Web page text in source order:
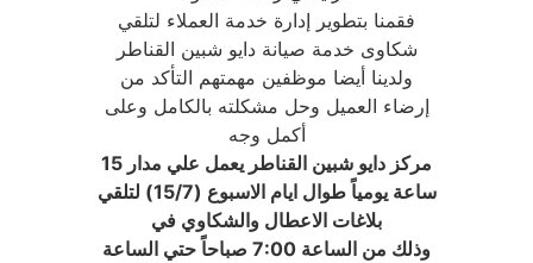
فقمنا بتطوير إدارة خدمة العملاء لتلقي
شكاوى خدمة صيانة دايو شبين القناطر
ولدينا أيضا موظفين مهمتهم التأكد من
إرضاء العميل وحل مشكلته بالكامل وعلى
أكمل وجه
مركز دايو شبين القناطر يعمل علي مدار 15
ساعة يومياً طوال ايام الاسبوع (15/7) لتلقي
بلاغات الاعطال والشكاوي في
وذلك من الساعة 7:00 صباحاً حتي الساعة